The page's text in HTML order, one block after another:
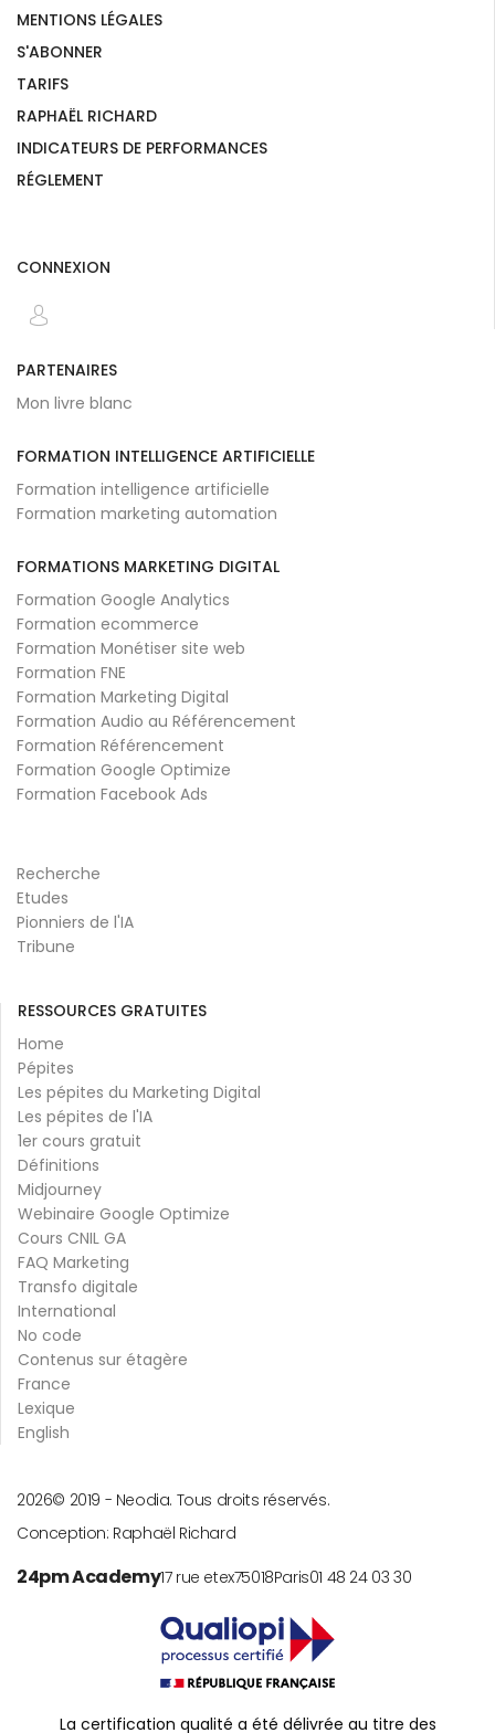
MENTIONS LÉGALES
S'ABONNER
TARIFS
RAPHAËL RICHARD
INDICATEURS DE PERFORMANCES
RÉGLEMENT
CONNEXION
PARTENAIRES
Mon livre blanc
FORMATION INTELLIGENCE ARTIFICIELLE
Formation intelligence artificielle
Formation marketing automation
FORMATIONS MARKETING DIGITAL
Formation Google Analytics
Formation ecommerce
Formation Monétiser site web
Formation FNE
Formation Marketing Digital
Formation Audio au Référencement
Formation Référencement
Formation Google Optimize
Formation Facebook Ads
Recherche
Etudes
Pionniers de l'IA
Tribune
RESSOURCES GRATUITES
Home
Pépites
Les pépites du Marketing Digital
Les pépites de l'IA
1er cours gratuit
Définitions
Midjourney
Webinaire Google Optimize
Cours CNIL GA
FAQ Marketing
Transfo digitale
International
No code
Contenus sur étagère
France
Lexique
English
© 2019 -
2026
Neodia. Tous droits réservés.
Conception: Raphaël Richard
24pm Academy17 rue etex75018Paris01 48 24 03 30
La certification qualité a été délivrée au titre des